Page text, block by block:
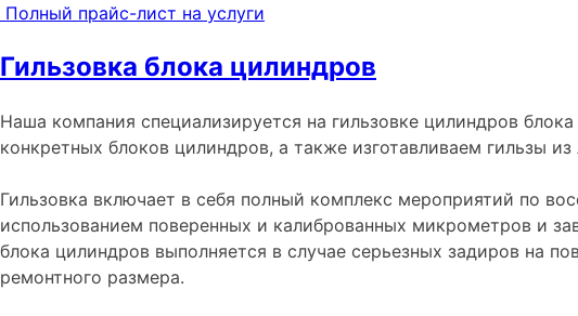
Полный прайс-лист на услуги
Гильзовка блока цилиндров
Наша компания специализируется на гильзовке цилиндров
конкретных блоков цилиндров, а также изготавливаем гильзы из
Гильзовка включает в себя полный комплекс мероприятий по
использованием поверенных и калиброванных микрометров и
блока цилиндров выполняется в случае серьезных задиров на
ремонтного размера.